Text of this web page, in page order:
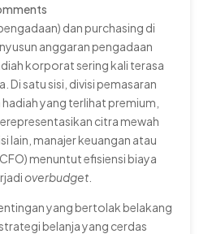
dan purchasing di
anggaran pengadaan
korporat sering kali terasa
Di satu sisi, divisi pemasaran
yang terlihat premium,
citra mewah
lain, manajer keuangan atau
menuntut efisiensi biaya
overbudget
yang bertolak belakang
belanja yang cerdas